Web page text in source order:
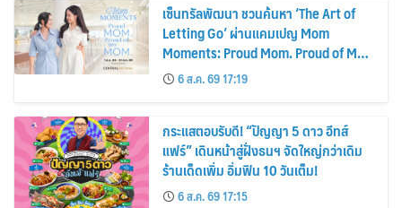
เซ็นทรัลพัฒนา ชวนค้นหา ‘The Art of
Letting Go’ ผ่านแคมเปญ Mom
Moments: Proud Mom. Proud of My
Mom.6 ส.ค. 69 17:19
กระแสตอบรับดี! “ปัญญา 5 ดาว อีทส์
แฟร์” เดินหน้าสู่ฝั่งธนฯ จัดใหญ่กว่าเดิม
ร้านเด็ดเพิ่ม อิ่มฟิน 10 วันเต็ม!
6 ส.ค. 69 17:15